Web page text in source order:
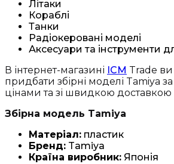
Літаки
Кораблі
Танки
Радіокеровані моделі
Аксесуари та інструменти
В інтернет-магазині ICM Trade
придбати збірні моделі Tamiya
цінами та зі швидкою доставкою
Збірна модель Tamiya
Матеріал: пластик
Бренд: Tamiya
Країна виробник: Японія